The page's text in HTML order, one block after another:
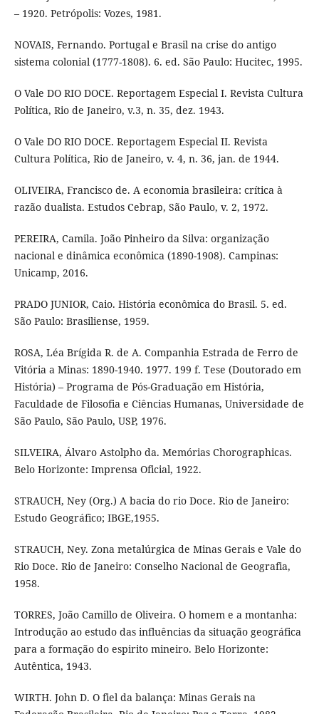
– 1920. Petrópolis: Vozes, 1981.
NOVAIS, Fernando. Portugal e Brasil na crise do antigo
sistema colonial (1777-1808). 6. ed. São Paulo: Hucitec, 1995.
O Vale DO RIO DOCE. Reportagem Especial I. Revista Cultura
Política, Rio de Janeiro, v.3, n. 35, dez. 1943.
O Vale DO RIO DOCE. Reportagem Especial II. Revista
Cultura Política, Rio de Janeiro, v. 4, n. 36, jan. de 1944.
OLIVEIRA, Francisco de. A economia brasileira: crítica à
razão dualista. Estudos Cebrap, São Paulo, v. 2, 1972.
PEREIRA, Camila. João Pinheiro da Silva: organização
nacional e dinâmica econômica (1890-1908). Campinas:
Unicamp, 2016.
PRADO JUNIOR, Caio. História econômica do Brasil. 5. ed.
São Paulo: Brasiliense, 1959.
ROSA, Léa Brígida R. de A. Companhia Estrada de Ferro de
Vitória a Minas: 1890-1940. 1977. 199 f. Tese (Doutorado em
História) – Programa de Pós-Graduação em História,
Faculdade de Filosofia e Ciências Humanas, Universidade de
São Paulo, São Paulo, USP, 1976.
SILVEIRA, Álvaro Astolpho da. Memórias Chorographicas.
Belo Horizonte: Imprensa Oficial, 1922.
STRAUCH, Ney (Org.) A bacia do rio Doce. Rio de Janeiro:
Estudo Geográfico; IBGE,1955.
STRAUCH, Ney. Zona metalúrgica de Minas Gerais e Vale do
Rio Doce. Rio de Janeiro: Conselho Nacional de Geografia,
1958.
TORRES, João Camillo de Oliveira. O homem e a montanha:
Introdução ao estudo das influências da situação geográfica
para a formação do espirito mineiro. Belo Horizonte:
Autêntica, 1943.
WIRTH. John D. O fiel da balança: Minas Gerais na